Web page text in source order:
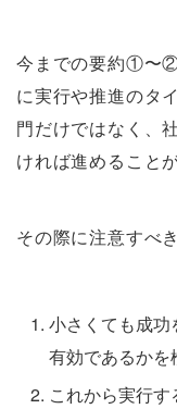
今までの要約①〜②
に実行や推進のタ
門だけではなく、
ければ進めること
その際に注意すべ
小さくても成
有効であるかを
これから実行